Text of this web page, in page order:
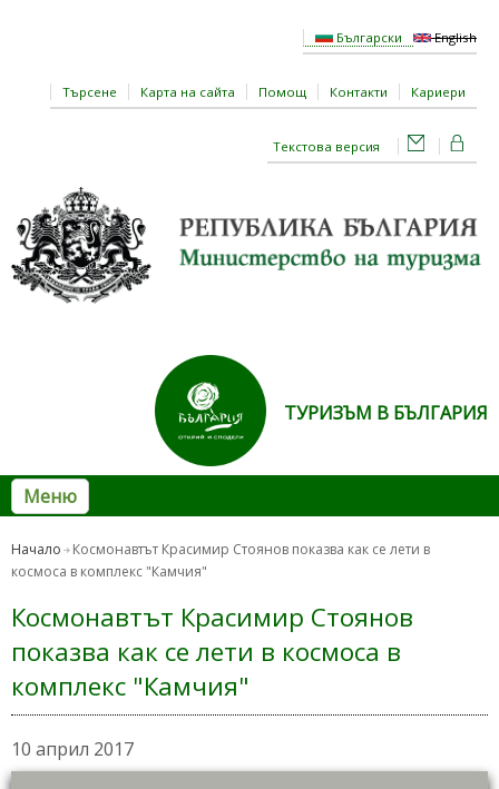
Български English
Търсене Карта на сайта Помощ Контакти Кариери
Текстова версия
ТУРИЗЪМ В БЪЛГАРИЯ
Меню
Начало
Космонавтът Красимир Стоянов показва как се лети в
космоса в комплекс "Камчия"
Космонавтът Красимир Стоянов
показва как се лети в космоса в
комплекс "Камчия"
10 април 2017